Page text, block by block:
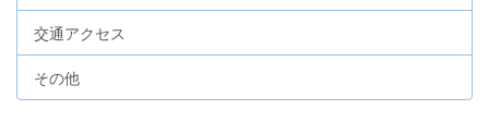
交通アクセス
その他